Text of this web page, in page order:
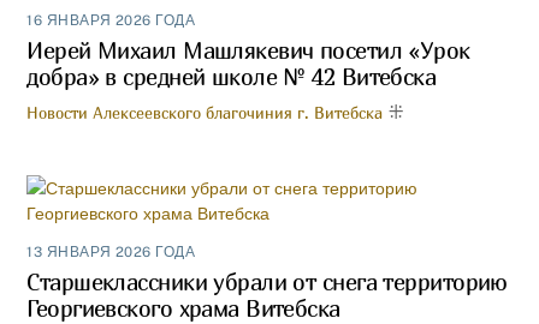
16 ЯНВАРЯ 2026 ГОДА
Иерей Михаил Машлякевич посетил «Урок
добра» в средней школе № 42 Витебска
Новости Алексеевского благочиния г. Витебска
13 ЯНВАРЯ 2026 ГОДА
Старшеклассники убрали от снега территорию
Георгиевского храма Витебска